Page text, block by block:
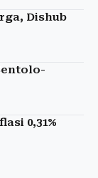
Dishub
0,31%